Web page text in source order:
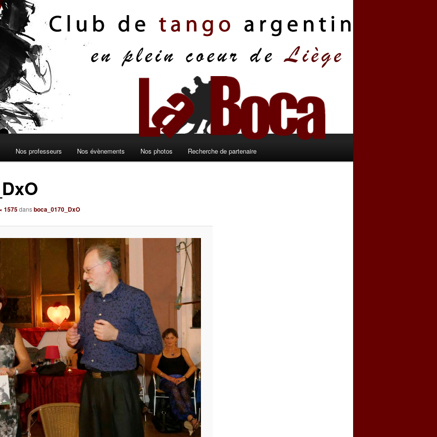
Nos professeurs Nos évènements Nos photos Recherche de partenaire
1575dansboca_0170_DxO